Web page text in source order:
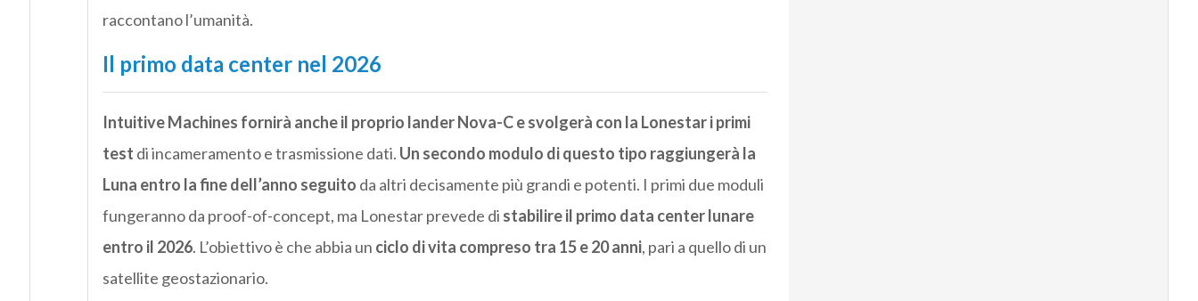
raccontano l’umanità.
Il primo data center nel 2026
Intuitive Machines fornirà anche il proprio lander Nova-C e svolgerà con la Lonestar i primi
test di incameramento e trasmissione dati. Un secondo modulo di questo tipo raggiungerà la
Luna entro la fine dell’anno seguito da altri decisamente più grandi e potenti. I primi due moduli
fungeranno da proof-of-concept, ma Lonestar prevede di stabilire il primo data center lunare
entro il 2026. L’obiettivo è che abbia un ciclo di vita compreso tra 15 e 20 anni, pari a quello di un
satellite geostazionario.